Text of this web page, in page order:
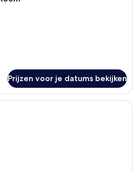
Prijzen voor je datums bekijken